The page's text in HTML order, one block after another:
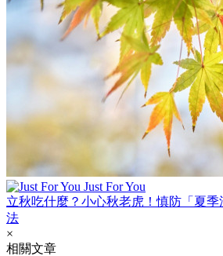
Just For You
立秋吃什麼？小心秋老虎！慎防「夏
法
×
相關文章